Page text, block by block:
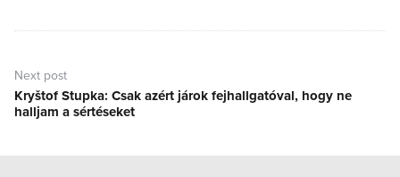
Next post
Next
post:
Kryštof Stupka: Csak azért járok fejhallgatóval, hogy ne
halljam a sértéseket